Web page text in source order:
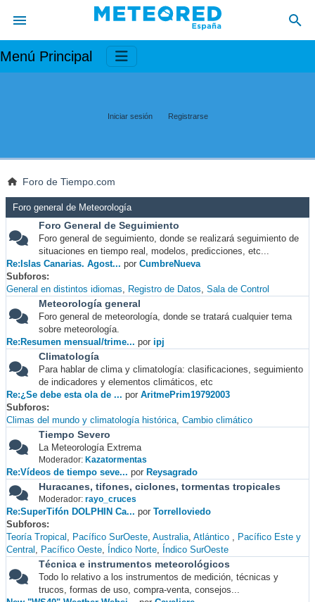
Menú Principal
Iniciar sesión Registrarse
Foro de Tiempo.com
Foro general de Meteorología
Foro General de Seguimiento
Foro general de seguimiento, donde se realizará seguimiento de
situaciones en tiempo real, modelos, predicciones, etc...
Re:Islas Canarias. Agost... por CumbreNueva
Subforos
General en distintos idiomas
Registro de Datos Sala de Control
Meteorología general
Foro general de meteorología, donde se tratará cualquier tema
sobre meteorología.
Re:Resumen mensual/trime... por ipj
Climatología
Para hablar de clima y climatología: clasificaciones, seguimiento
de indicadores y elementos climáticos, etc
Re:¿Se debe esta ola de ... por AritmePrim19792003
Subforos
Climas del mundo y climatología histórica Cambio climático
Tiempo Severo
La Meteorología Extrema
Moderador: Kazatormentas
Re:Vídeos de tiempo seve... por Reysagrado
Huracanes, tifones, ciclones, tormentas tropicales
Moderador: rayo_cruces
Re:SuperTifón DOLPHIN Ca... por Torrelloviedo
Subforos
Teoría Tropical
Pacífico SurOeste Australia Atlántico
Pacífico Este y
Central
Pacífico Oeste Índico Norte Índico SurOeste
Técnica e instrumentos meteorológicos
Todo lo relativo a los instrumentos de medición, técnicas y
trucos, formas de uso, compra-venta, consejos...